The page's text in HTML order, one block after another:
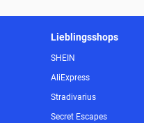
Lieblingsshops
SHEIN
AliExpress
Stradivarius
Secret Escapes